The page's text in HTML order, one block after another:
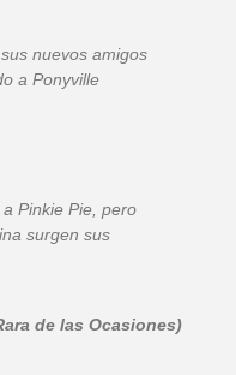
nuevos amigos
a Ponyville
Pinkie Pie, pero
surgen sus
de las Ocasiones)